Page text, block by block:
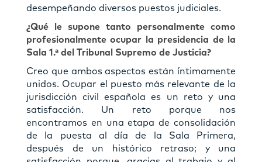
desempeñando diversos puestos judiciales.
¿Qué le supone tanto personalmente como
profesionalmente ocupar la presidencia de la
Sala 1.ª del Tribunal Supremo de Justicia?
Creo que ambos aspectos están íntimamente
unidos. Ocupar el puesto más relevante de la
jurisdicción civil española es un reto y una
satisfacción. Un reto porque nos
encontramos en una etapa de consolidación
de la puesta al día de la Sala Primera,
después de un histórico retraso; y una